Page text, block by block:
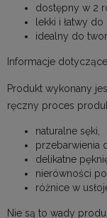
dostępny w 2
lekki i łatwy
idealny do
Informacje
Produkt wykonany
ręczny proces
naturalne sęki,
przebarwienia
delikatne
nierówności
różnice w
Nie są to wady